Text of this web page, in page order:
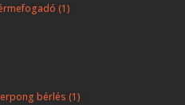
(1)
bérlés (1)